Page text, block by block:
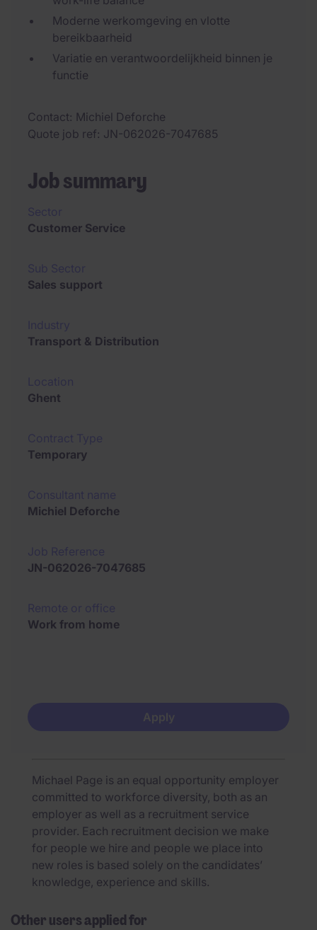
Moderne werkomgeving en vlotte
bereikbaarheid
Variatie en verantwoordelijkheid binnen je
functie
Contact Michiel Deforche
Quote job ref JN-062026-7047685
Job summary
Customer Service
Sales support
Transport & Distribution
Ghent
Temporary
Michiel Deforche
JN-062026-7047685
Work from home
Apply
Michael Page is an equal opportunity employer
committed to workforce diversity, both as an
employer as well as a recruitment service
provider. Each recruitment decision we make
for people we hire and people we place into
new roles is based solely on the candidates’
knowledge, experience and skills.
Other users applied for